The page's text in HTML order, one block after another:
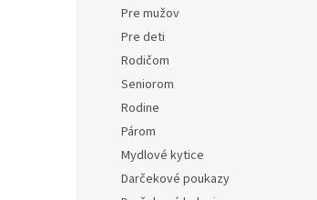
Pre mužov
Pre deti
Rodičom
Seniorom
Rodine
Párom
Mydlové kytice
Darčekové poukazy